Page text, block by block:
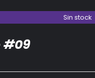
Sin stock
#09